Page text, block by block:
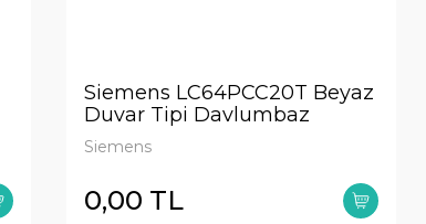
Siemens LC64PCC20T Beyaz
Duvar Tipi Davlumbaz
Siemens
0,00 TL